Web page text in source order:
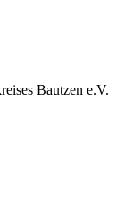
Bautzen e.V.